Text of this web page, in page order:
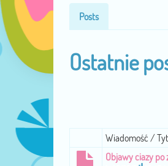
Posts
Ostatnie
Wiadomość /
Objawy ciazy po